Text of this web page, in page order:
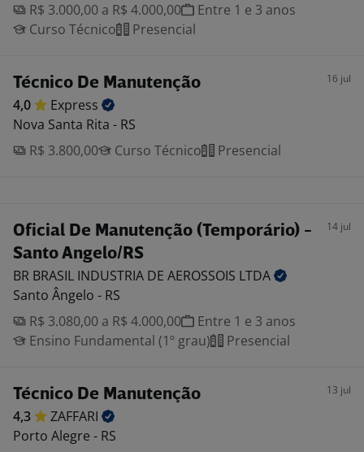
R$ 3.000,00 a R$ 4.000,00
Entre 1 e 3 anos
Curso Técnico
Presencial
Técnico De Manutenção 16 jul
4,0
Express
Nova Santa Rita - RS
R$ 3.800,00
Curso Técnico Presencial
Oficial De Manutenção (Temporário) -
Santo Angelo/RS
14 jul
BR BRASIL INDUSTRIA DE AEROSSOIS LTDA
Santo Ângelo - RS
R$ 3.080,00 a R$ 4.000,00
Entre 1 e 3 anos
Ensino Fundamental (1º grau)
Presencial
Técnico De Manutenção 13 jul
4,3
ZAFFARI
Porto Alegre - RS